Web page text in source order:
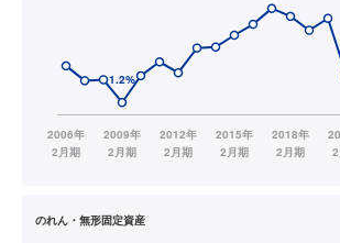
のれん・無形固定資産